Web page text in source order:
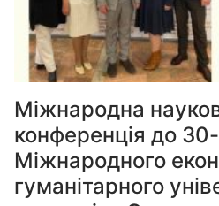
Міжнародна
конференція до 30-
Міжнародного
гуманітарного